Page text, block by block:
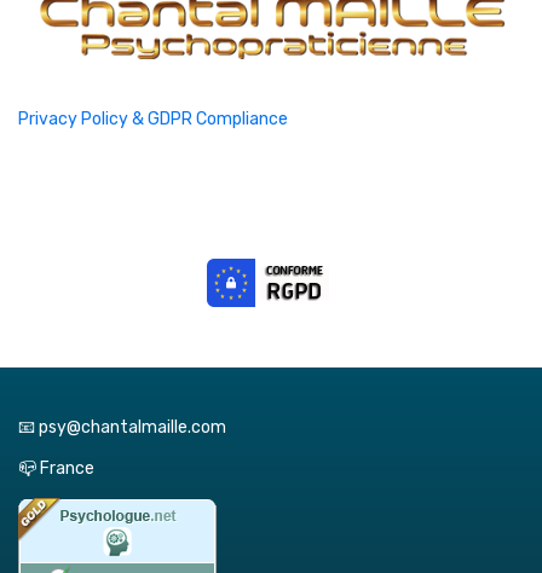
Privacy Policy & GDPR Compliance
📧 psy@chantalmaille.com
📪 France